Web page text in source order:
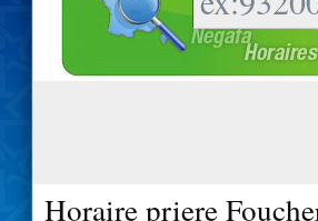
Horaire priere